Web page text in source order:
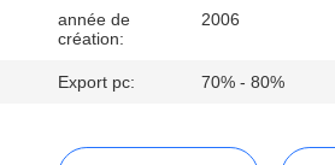
DEMANDEZ
UNE
année de
création:
2006
Export pc: 70% - 80%